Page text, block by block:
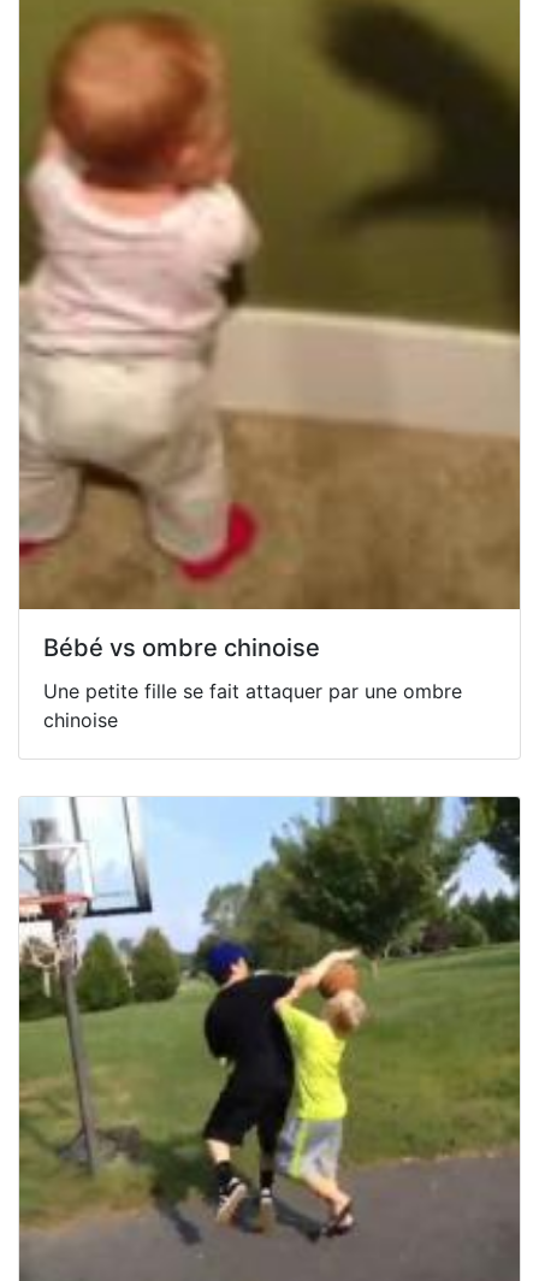
Bébé vs ombre chinoise
Une petite fille se fait attaquer par une ombre
chinoise